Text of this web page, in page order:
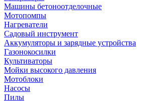
Машины бетоноотделочные
Мотопомпы
Нагреватели
Садовый инструмент
Аккумуляторы и зарядные устройства
Газонокосилки
Культиваторы
Мойки высокого давления
Мотоблоки
Насосы
Пилы